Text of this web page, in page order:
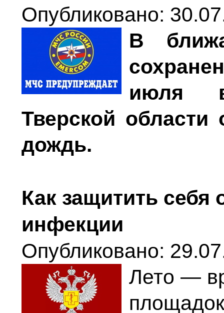
Опубликовано:
В
июля
Тверской
дождь.
Как защитить себя
инфекции
Опубликовано:
Лето —